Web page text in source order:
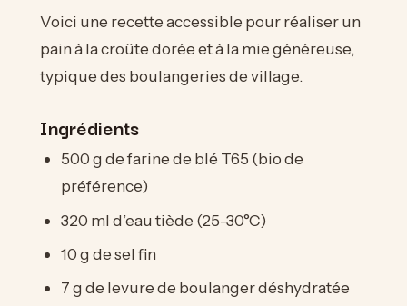
Voici une recette accessible pour réaliser un
pain à la croûte dorée et à la mie généreuse,
typique des boulangeries de village.
Ingrédients
500 g de farine de blé T65 (bio de
préférence)
320 ml d’eau tiède (25-30°C)
10 g de sel fin
7 g de levure de boulanger déshydratée